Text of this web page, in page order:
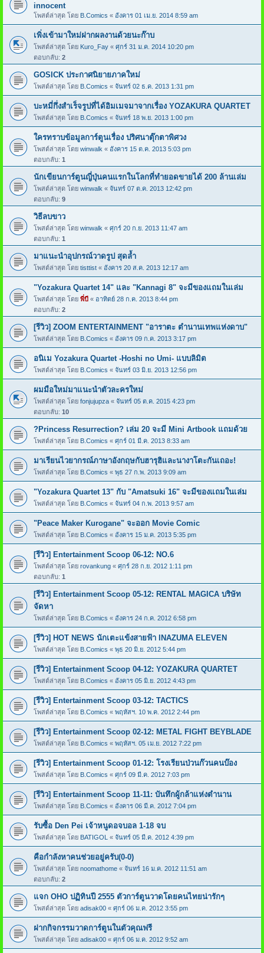
innocent
โพสต์ล่าสุด โดย B.Comics « อังคาร 01 เม.ย. 2014 8:59 am
เพิ่งเข้ามาใหม่ฝากผลงานด้วยนะก๊าบ
โพสต์ล่าสุด โดย Kuro_Fay « ศุกร์ 31 ม.ค. 2014 10:20 pm
ตอบกลับ: 2
GOSICK ประกาศนิยายภาคใหม่
โพสต์ล่าสุด โดย B.Comics « จันทร์ 02 ธ.ค. 2013 1:31 pm
บะหมี่กึ่งสำเร็จรูปที่ได้อิมเมจมาจากเรื่อง YOZAKURA QUARTET
โพสต์ล่าสุด โดย B.Comics « จันทร์ 18 พ.ย. 2013 1:00 pm
ใครทราบข้อมูลการ์ตูนเรื่อง ปริศนาตุ๊กตาพิศวง
โพสต์ล่าสุด โดย winwalk « อังคาร 15 ต.ค. 2013 5:03 pm
ตอบกลับ: 1
นักเขียนการ์ตูนญี่ปุ่นคนแรกในโลกที่ทำยอดขายได้ 200 ล้านเล่ม
โพสต์ล่าสุด โดย winwalk « จันทร์ 07 ต.ค. 2013 12:42 pm
ตอบกลับ: 9
วิธีลบขาว
โพสต์ล่าสุด โดย winwalk « ศุกร์ 20 ก.ย. 2013 11:47 am
ตอบกลับ: 1
มาแนะนำอุปกรณ์วาดรูป สุดล้ำ
โพสต์ล่าสุด โดย tisttist « อังคาร 20 ส.ค. 2013 12:17 am
"Yozakura Quartet 14" และ "Kannagi 8" จะมีของแถมในเล่ม
โพสต์ล่าสุด โดย พี่บี « อาทิตย์ 28 ก.ค. 2013 8:44 pm
ตอบกลับ: 2
[รีวิว] ZOOM ENTERTAINMENT "อาราตะ ตำนานเทพแห่งดาบ"
โพสต์ล่าสุด โดย B.Comics « อังคาร 09 ก.ค. 2013 3:17 pm
อนิเม Yozakura Quartet -Hoshi no Umi- แบบลิมิต
โพสต์ล่าสุด โดย B.Comics « จันทร์ 03 มิ.ย. 2013 12:56 pm
ผมมือใหม่มาแนะนำตัวละครใหม่
โพสต์ล่าสุด โดย fonjujupza « จันทร์ 05 ต.ค. 2015 4:23 pm
ตอบกลับ: 10
?Princess Resurrection? เล่ม 20 จะมี Mini Artbook แถมด้วย
โพสต์ล่าสุด โดย B.Comics « ศุกร์ 01 มี.ค. 2013 8:33 am
มาเรียนไวยากรณ์ภาษาอังกฤษกับฮารุฮิและนางาโตะกันเถอะ!
โพสต์ล่าสุด โดย B.Comics « พุธ 27 ก.พ. 2013 9:09 am
"Yozakura Quartet 13" กับ "Amatsuki 16" จะมีของแถมในเล่ม
โพสต์ล่าสุด โดย B.Comics « จันทร์ 04 ก.พ. 2013 9:57 am
"Peace Maker Kurogane" จะออก Movie Comic
โพสต์ล่าสุด โดย B.Comics « อังคาร 15 ม.ค. 2013 5:35 pm
[รีวิว] Entertainment Scoop 06-12: NO.6
โพสต์ล่าสุด โดย rovankung « ศุกร์ 28 ก.ย. 2012 1:11 pm
ตอบกลับ: 1
[รีวิว] Entertainment Scoop 05-12: RENTAL MAGICA บริษัท
จัดหา
โพสต์ล่าสุด โดย B.Comics « อังคาร 24 ก.ค. 2012 6:58 pm
[รีวิว] HOT NEWS นักเตะแข้งสายฟ้า INAZUMA ELEVEN
โพสต์ล่าสุด โดย B.Comics « พุธ 20 มิ.ย. 2012 5:44 pm
[รีวิว] Entertainment Scoop 04-12: YOZAKURA QUARTET
โพสต์ล่าสุด โดย B.Comics « อังคาร 05 มิ.ย. 2012 4:43 pm
[รีวิว] Entertainment Scoop 03-12: TACTICS
โพสต์ล่าสุด โดย B.Comics « พฤหัสฯ. 10 พ.ค. 2012 2:44 pm
[รีวิว] Entertainment Scoop 02-12: METAL FIGHT BEYBLADE
โพสต์ล่าสุด โดย B.Comics « พฤหัสฯ. 05 เม.ย. 2012 7:22 pm
[รีวิว] Entertainment Scoop 01-12: โรงเรียนป่วนก๊วนคนบ๊อง
โพสต์ล่าสุด โดย B.Comics « ศุกร์ 09 มี.ค. 2012 7:03 pm
[รีวิว] Entertainment Scoop 11-11: บันทึกผู้กล้าแห่งตำนาน
โพสต์ล่าสุด โดย B.Comics « อังคาร 06 มี.ค. 2012 7:04 pm
รับซื้อ Den Pei เจ้าหนูดอจบอล 1-18 จบ
โพสต์ล่าสุด โดย BATIGOL « จันทร์ 05 มี.ค. 2012 4:39 pm
คือกำลังหาคนช่วยอยู่ครับ(0-0)
โพสต์ล่าสุด โดย noomathome « จันทร์ 16 ม.ค. 2012 11:51 am
ตอบกลับ: 2
แจก OHO ปฏิทินปี 2555 ตัวการ์ตูนวาดโดยคนไทยน่ารักๆ
โพสต์ล่าสุด โดย adisak00 « ศุกร์ 06 ม.ค. 2012 3:55 pm
ฝากกิจกรรมวาดการ์ตูนในตัวคุณฟรี
โพสต์ล่าสุด โดย adisak00 « ศุกร์ 06 ม.ค. 2012 9:52 am